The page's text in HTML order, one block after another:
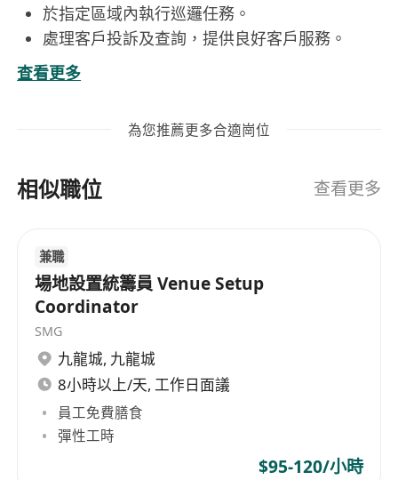
於指定區域內執行巡邏任務。
處理客戶投訴及查詢，提供良好客戶服務。
執行一般物業管理相關工作，協助維護設施正常
運作。
負責訪客登記及出入管理，確保安全。
工作要求：
需能適應長時間站立與走動。
具保安相關經驗者優先考慮。
須持有保安相關證照。
查看更多
為您推薦更多合適崗位
相似職位 查看更多
兼職
場地設置統籌員 Venue Setup
Coordinator
SMG
九龍城, 九龍城
8小時以上/天, 工作日面議
員工免費膳食
彈性工時
$95-120/小時